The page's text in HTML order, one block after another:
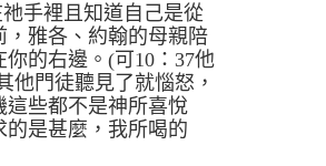
手裡且知道自己是從
雅各、約翰的母親陪
你的右邊。(可 10 ：37他
他門徒聽見了就惱怒，
這些都不是神所喜悅
是甚麼，我所喝的